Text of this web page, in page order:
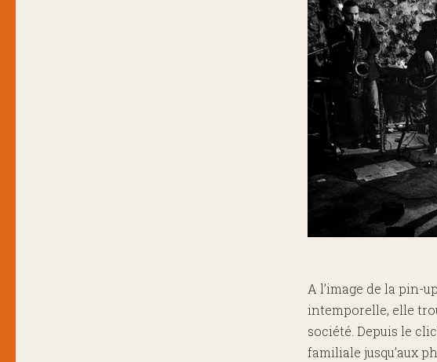
A l’image de la pin-
intemporelle, elle
société. Depuis le
familiale jusqu’aux